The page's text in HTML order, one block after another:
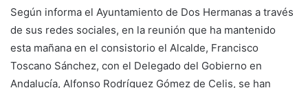
Según informa el Ayuntamiento de Dos Hermanas a través
de sus redes sociales, en la reunión que ha mantenido
esta mañana en el consistorio el Alcalde, Francisco
Toscano Sánchez, con el Delegado del Gobierno en
Andalucía, Alfonso Rodríguez Gómez de Celis, se han